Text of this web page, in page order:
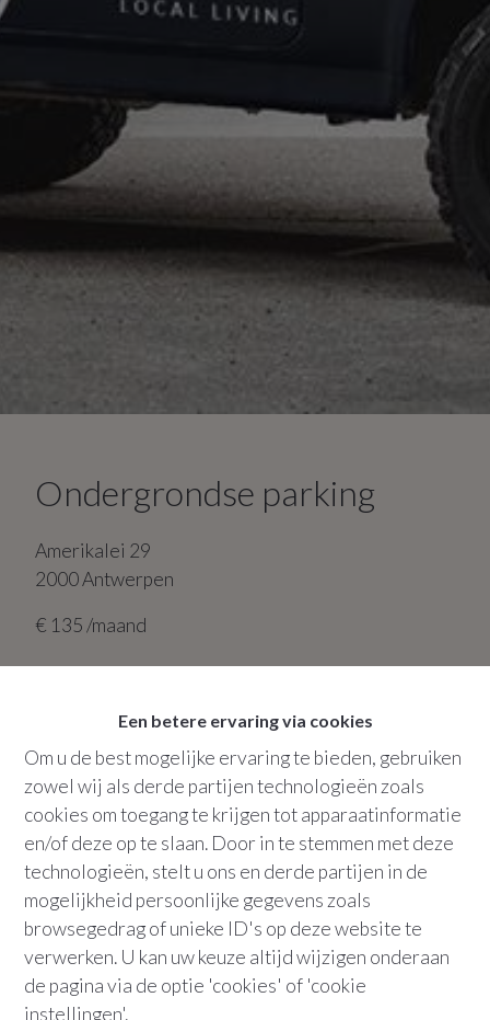
Een betere ervaring via cookies
Om u de best mogelijke ervaring te bieden, gebruiken
zowel wij als derde partijen technologieën zoals
cookies om toegang te krijgen tot apparaatinformatie
en/of deze op te slaan. Door in te stemmen met deze
technologieën, stelt u ons en derde partijen in de
mogelijkheid persoonlijke gegevens zoals
browsegedrag of unieke ID's op deze website te
verwerken. U kan uw keuze altijd wijzigen onderaan
de pagina via de optie 'cookies' of 'cookie
instellingen'.
Ondergrondse parking
Amerikalei 29
2000Antwerpen
€ 135 /maand
BEZOEK AANVRAGEN
+32 484 60 94 84
"Verlicht uw parkeerstress in de stad."